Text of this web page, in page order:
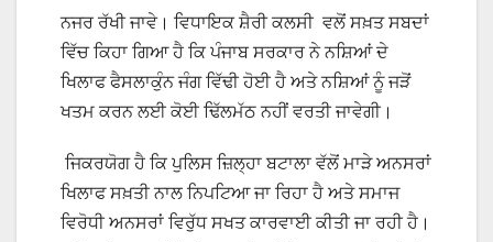
ਨਜਰ ਰੱਖੀ ਜਾਵੇ। ਵਿਧਾਇਕ ਸ਼ੈਰੀ ਕਲਸੀ ਵਲੋਂ ਸਖ਼ਤ ਸਬਦਾਂ
ਵਿੱਚ ਕਿਹਾ ਗਿਆ ਹੈ ਕਿ ਪੰਜਾਬ ਸਰਕਾਰ ਨੇ ਨਸ਼ਿਆਂ ਦੇ
ਖਿਲਾਫ ਫੈਸਲਾਕੁੰਨ ਜੰਗ ਵਿੱਢੀ ਹੋਈ ਹੈ ਅਤੇ ਨਸ਼ਿਆਂ ਨੂੰ ਜੜੋਂ
ਖਤਮ ਕਰਨ ਲਈ ਕੋਈ ਢਿੱਲਮੱਠ ਨਹੀਂ ਵਰਤੀ ਜਾਵੇਗੀ।
ਜਿਕਰਯੋਗ ਹੈ ਕਿ ਪੁਲਿਸ ਜ਼ਿਲ੍ਹਾ ਬਟਾਲਾ ਵੱਲੋਂ ਮਾੜੇ ਅਨਸਰਾਂ
ਖਿਲਾਫ ਸਖ਼ਤੀ ਨਾਲ ਨਿਪਟਿਆ ਜਾ ਰਿਹਾ ਹੈ ਅਤੇ ਸਮਾਜ
ਵਿਰੋਧੀ ਅਨਸਰਾਂ ਵਿਰੁੱਧ ਸਖਤ ਕਾਰਵਾਈ ਕੀਤੀ ਜਾ ਰਹੀ ਹੈ।